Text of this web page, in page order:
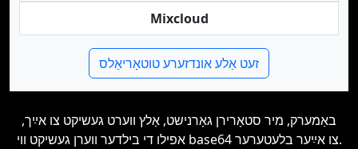
Mixcloud
זעט אַלע אונדזערע טוטאָריאַלס
באַמערק, מיר סטאָרירן גאָרנישט, אַלץ ווערט געשיקט צו אײַך,
אפילו די בילדער ווערן געשיקט ווי base64 צו אײַער בלעטערער.